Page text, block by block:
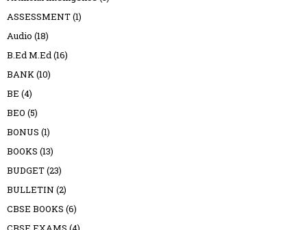
ASSESSMENT(1)
Audio (18)
B.Ed M.Ed(16)
BANK(10)
BE (4)
BEO (5)
BONUS (1)
BOOKS (13)
BUDGET(23)
BULLETIN (2)
CBSE BOOKS (6)